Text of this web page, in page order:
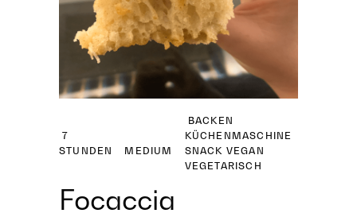
7
STUNDEN
MEDIUM
BACKEN
KÜCHENMASCHINE
SNACK VEGAN
VEGETARISCH
Focaccia